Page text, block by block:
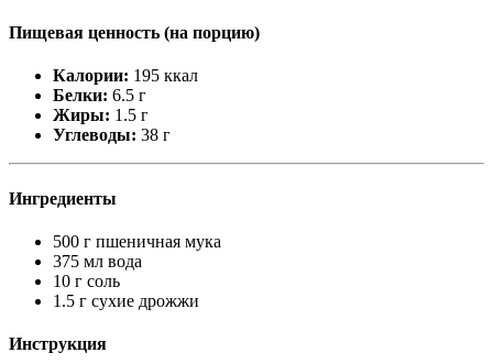
Пищевая ценность (на порцию)
Калории: 195 ккал
Белки: 6.5 г
Жиры: 1.5 г
Углеводы: 38 г
Ингредиенты
500 г пшеничная мука
375 мл вода
10 г соль
1.5 г сухие дрожжи
Инструкция